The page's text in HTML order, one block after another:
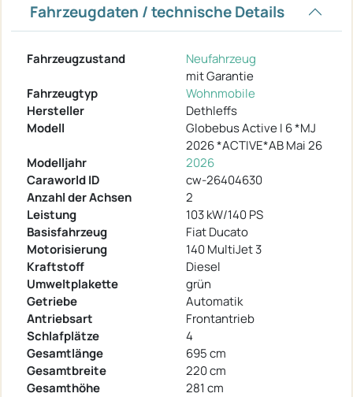
Fahrzeugdaten / technische Details
Fahrzeugzustand
Neufahrzeug
mit Garantie
Fahrzeugtyp
Wohnmobile
Hersteller
Dethleffs
Modell
Globebus Active I 6 *MJ
2026 *ACTIVE*AB Mai 26
Modelljahr
2026
Caraworld ID
cw-26404630
Anzahl der Achsen
2
Leistung
103 kW/140 PS
Basisfahrzeug
Fiat Ducato
Motorisierung
140 MultiJet 3
Kraftstoff
Diesel
Umweltplakette
grün
Getriebe
Automatik
Antriebsart
Frontantrieb
Schlafplätze
4
Gesamtlänge
695 cm
Gesamtbreite
220 cm
Gesamthöhe
281 cm